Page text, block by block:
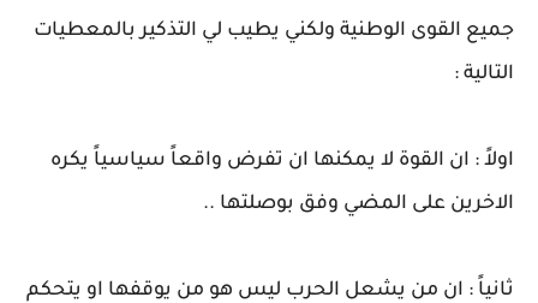
جميع القوى الوطنية ولكني يطيب لي التذكير بالمعطيات
التالية :
اولاً : ان القوة لا يمكنها ان تفرض واقعاً سياسياً يكره
الاخرين على المضي وفق بوصلتها ..
ثانياً : ان من يشعل الحرب ليس هو من يوقفها او يتحكم